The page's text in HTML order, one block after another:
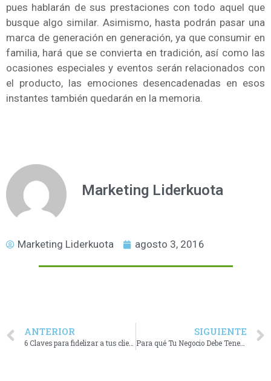
pues hablarán de sus prestaciones con todo aquel que
busque algo similar. Asimismo, hasta podrán pasar una
marca de generación en generación, ya que consumir en
familia, hará que se convierta en tradición, así como las
ocasiones especiales y eventos serán relacionados con
el producto, las emociones desencadenadas en esos
instantes también quedarán en la memoria.
Marketing Liderkuota
Marketing Liderkuota agosto 3, 2016
ANTERIOR
6 Claves para fidelizar a tus clientes online
SIGUIENTE
Para qué Tu Negocio Debe Tener una WEB